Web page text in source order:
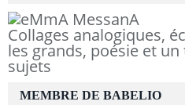
Collages analogiques,
les grands, poésie et
sujets
MEMBRE DE BABELIO